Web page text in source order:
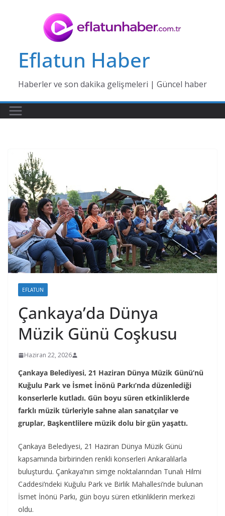
Eflatun Haber
Haberler ve son dakika gelişmeleri | Güncel haber
EFLATUN
Çankaya’da Dünya
Müzik Günü Coşkusu
Haziran 22, 2026
Çankaya Belediyesi, 21 Haziran Dünya Müzik Günü’nü
Kuğulu Park ve İsmet İnönü Parkı’nda düzenlediği
konserlerle kutladı. Gün boyu süren etkinliklerde
farklı müzik türleriyle sahne alan sanatçılar ve
gruplar, Başkentlilere müzik dolu bir gün yaşattı.
Çankaya Belediyesi, 21 Haziran Dünya Müzik Günü
kapsamında birbirinden renkli konserleri Ankaralılarla
buluşturdu. Çankaya’nın simge noktalarından Tunalı Hilmi
Caddesi’ndeki Kuğulu Park ve Birlik Mahallesi’nde bulunan
İsmet İnönü Parkı, gün boyu süren etkinliklerin merkezi
oldu.